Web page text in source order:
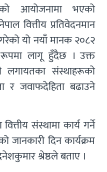
आयोजनामा भएको
वित्तीय प्रतिवेदनमान
यो नयाँ मानक २०८२
लागू हुँदैछ । उक्त
संस्थाहरूको
र जवाफदेहिता बढाउने
संस्थामा कार्य गर्ने
जानकारी दिन कार्यक्रम
श्रेष्ठले बताए ।